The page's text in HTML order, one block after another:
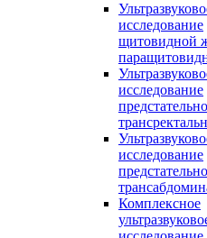
исследование
щитовидной
исследование
исследование
Комплексное